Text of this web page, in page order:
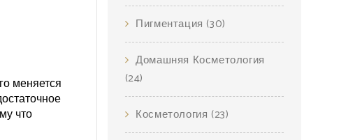
меняется
что
Пигментация (30)
Домашняя Косметология
(24)
Косметология (23)